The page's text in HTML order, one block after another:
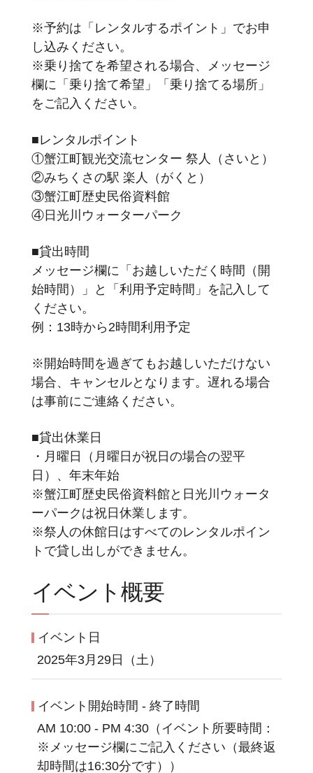
※予約は「レンタルするポイント」でお申
し込みください。
※乗り捨てを希望される場合、メッセージ
欄に「乗り捨て希望」「乗り捨てる場所」
をご記入ください。
■レンタルポイント
①蟹江町観光交流センター 祭人（さいと）
②みちくさの駅 楽人（がくと）
③蟹江町歴史民俗資料館
④日光川ウォーターパーク
■貸出時間
メッセージ欄に「お越しいただく時間（開
始時間）」と「利用予定時間」を記入して
ください。
例：13時から2時間利用予定
※開始時間を過ぎてもお越しいただけない
場合、キャンセルとなります。遅れる場合
は事前にご連絡ください。
■貸出休業日
・月曜日（月曜日が祝日の場合の翌平
日）、年末年始
※蟹江町歴史民俗資料館と日光川ウォータ
ーパークは祝日休業します。
※祭人の休館日はすべてのレンタルポイン
トで貸し出しができません。
イベント概要
イベント日
2025年3月29日（土）
イベント開始時間 - 終了時間
AM 10:00 - PM 4:30（イベント所要時間：
※メッセージ欄にご記入ください（最終返
却時間は16:30分です））